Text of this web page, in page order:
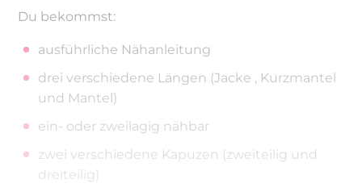
Du bekommst:
ausführliche Nähanleitung
drei verschiedene Längen (Jacke , Kurzmantel
und Mantel)
ein- oder zweilagig nähbar
zwei verschiedene Kapuzen (zweiteilig und
dreiteilig)